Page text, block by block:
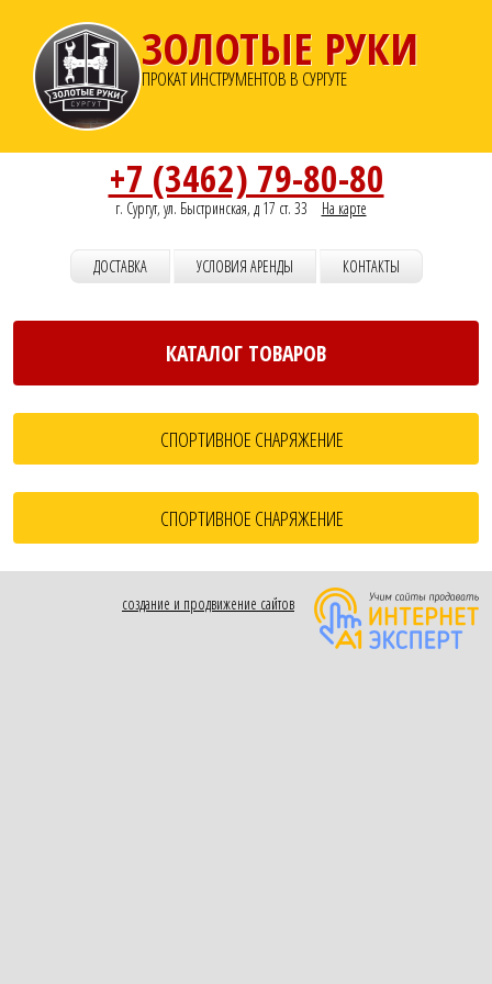
ЗОЛОТЫЕ РУКИ
ПРОКАТ ИНСТРУМЕНТОВ В СУРГУТЕ
+7 (3462) 79-80-80
г. Сургут, ул. Быстринская, д 17 ст. 33 На карте
ДОСТАВКА УСЛОВИЯ АРЕНДЫ КОНТАКТЫ
КАТАЛОГ ТОВАРОВ
СПОРТИВНОЕ СНАРЯЖЕНИЕ
СПОРТИВНОЕ СНАРЯЖЕНИЕ
создание и продвижение сайтов